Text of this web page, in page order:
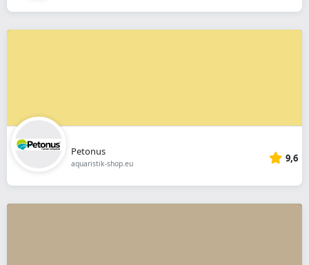
Petonus
aquaristik-shop.eu 9,6